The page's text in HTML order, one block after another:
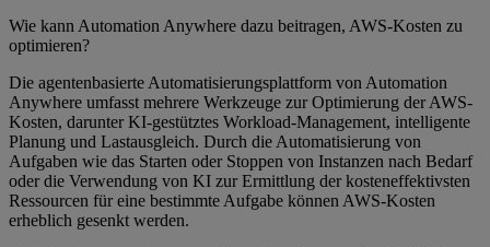
Wie kann Automation Anywhere dazu beitragen, AWS-Kosten zu
optimieren?
Die agentenbasierte Automatisierungsplattform von Automation
Anywhere umfasst mehrere Werkzeuge zur Optimierung der AWS-
Kosten, darunter KI-gestütztes Workload-Management, intelligente
Planung und Lastausgleich. Durch die Automatisierung von
Aufgaben wie das Starten oder Stoppen von Instanzen nach Bedarf
oder die Verwendung von KI zur Ermittlung der kosteneffektivsten
Ressourcen für eine bestimmte Aufgabe können AWS-Kosten
erheblich gesenkt werden.